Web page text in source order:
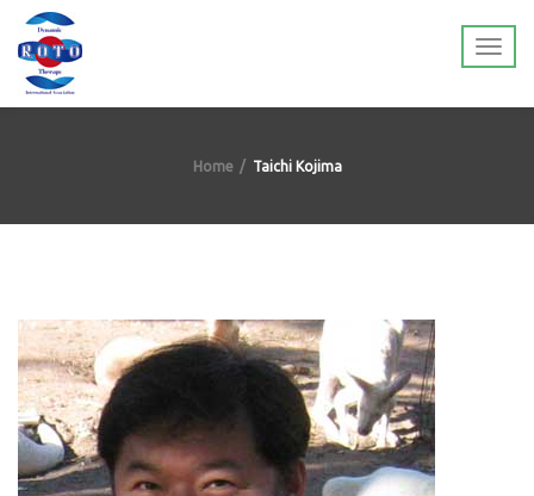
Home Taichi Kojima